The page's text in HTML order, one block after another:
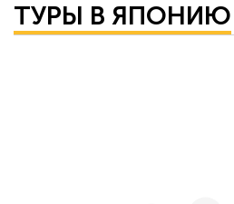
ТУРЫ В ЯПОНИЮ